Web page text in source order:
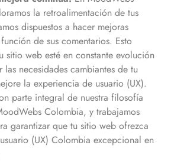
la retroalimentación de tus
dispuestos a hacer mejoras
de sus comentarios. Esto
sitio web esté en constante evolución
las necesidades cambiantes de tu
la experiencia de usuario (UX).
parte integral de nuestra filosofía
Colombia, y trabajamos
garantizar que tu sitio web ofrezca
(UX) Colombia excepcional en